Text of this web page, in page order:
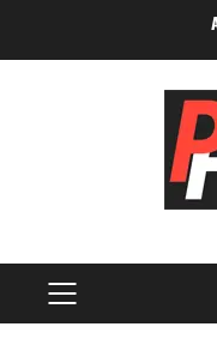
PRIMARY
MENU